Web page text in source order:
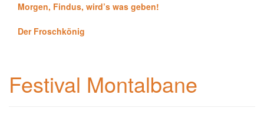
Morgen, Findus, wird’s was geben!
Der Froschkönig
Festival Montalbane